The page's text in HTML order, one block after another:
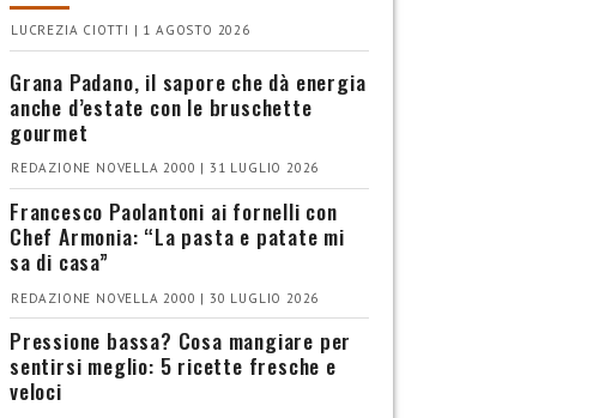
LUCREZIA CIOTTI | 1 AGOSTO 2026
Grana Padano, il sapore che dà energia
anche d’estate con le bruschette
gourmet
REDAZIONE NOVELLA 2000 | 31 LUGLIO 2026
Francesco Paolantoni ai fornelli con
Chef Armonia: “La pasta e patate mi
sa di casa”
REDAZIONE NOVELLA 2000 | 30 LUGLIO 2026
Pressione bassa? Cosa mangiare per
sentirsi meglio: 5 ricette fresche e
veloci